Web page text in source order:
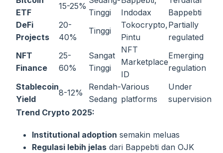
ETF
15-25%
Tinggi
Indodax
Bappebti
DeFi
Projects
20-
40%
Tinggi
Tokocrypto,
Pintu
Partially
regulated
NFT
Finance
25-
60%
Sangat
Tinggi
NFT
Marketplace
ID
Emerging
regulation
Stablecoin
Yield
8-12%
Rendah-
Sedang
Various
platforms
Under
supervision
Trend Crypto 2025:
Institutional adoption semakin meluas
Regulasi lebih jelas dari Bappebti dan OJK